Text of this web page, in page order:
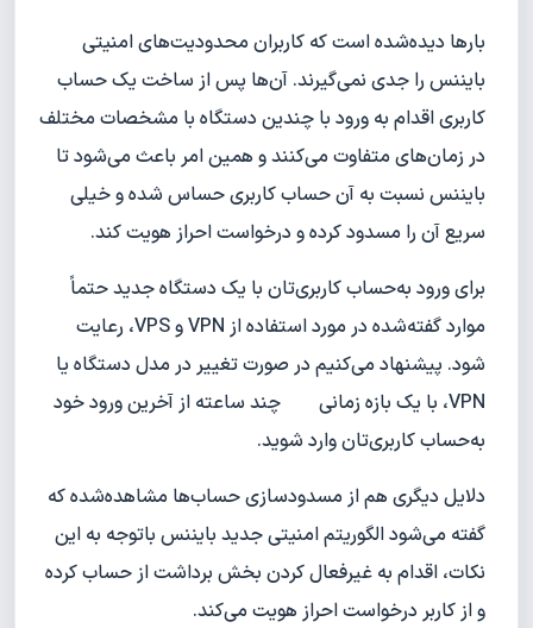
بارها دیده‌شده است که کاربران محدودیت‌های امنیتی
بایننس را جدی نمی‌گیرند. آن‌ها پس از ساخت یک حساب‌
کار‌بری اقدام به ورود با چندین دستگاه با مشخصات مختلف
در زمان‌های متفاوت می‌کنند و همین امر باعث می‌شود تا
بایننس نسبت به آن حساب کاربری حساس شده و خیلی
سریع آن را مسدود کرده و درخواست احراز هویت ‌کند.
برای ورود به‌حساب کاربری‌تان با یک دستگاه جدید حتماً
موارد گفته‌شده در مورد استفاده از VPN و VPS، رعایت
شود. پیشنهاد می‌کنیم در صورت تغییر در مدل دستگاه یا
VPN، با یک بازه زمانی چند‌ ساعته از آخرین ورود خود
به‌حساب کاربری‌تان وارد شوید.
دلایل دیگری هم از مسدودسازی حساب‌ها مشاهده‌شده که
گفته می‌شود الگوریتم امنیتی جدید بایننس باتوجه به این
نکات، اقدام به غیرفعال کردن بخش برداشت از حساب کرده
و از کاربر درخواست احراز هویت می‌کند.